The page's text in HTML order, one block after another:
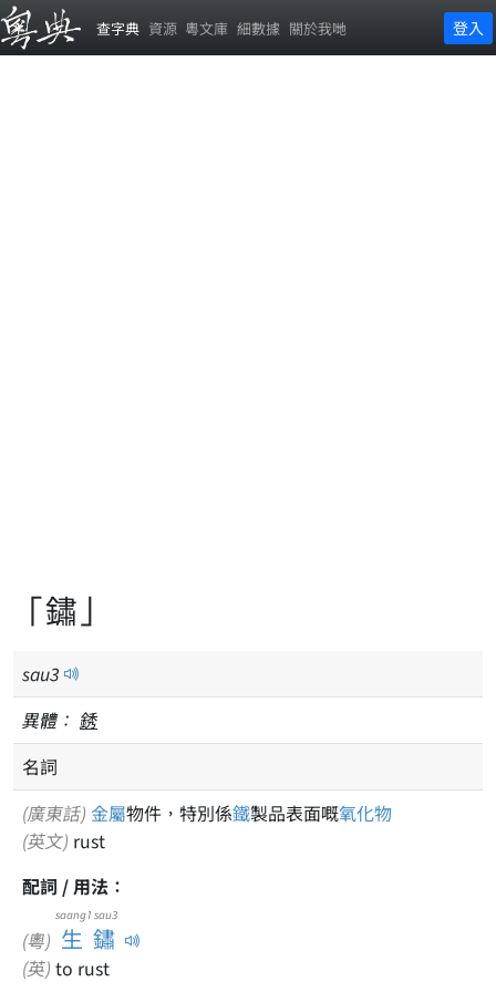
查字典 資源 粵文庫 細數據 關於我哋 登入
「鏽」
sau3
異體： 銹
名詞
(廣東話) 金屬物件，特別係鐵製品表面嘅氧化物
(英文) rust
配詞 / 用法：
(粵) 生鏽
saang1 sau3
(英) to rust